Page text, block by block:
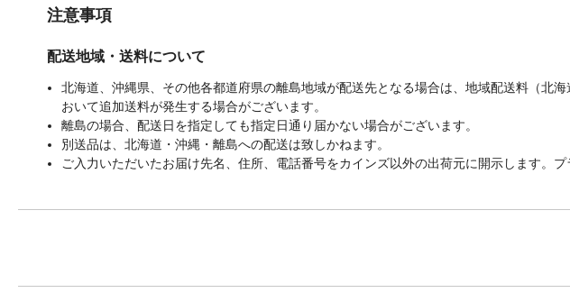
注意事項
配送地域・送料について
北海道、沖縄県、その他各都道府県の離島地域が配送先となる場合は、地域配送料（北
おいて追加送料が発生する場合がございます。
離島の場合、配送日を指定しても指定日通り届かない場合がございます。
別送品は、北海道・沖縄・離島への配送は致しかねます。
ご入力いただいたお届け先名、住所、電話番号をカインズ以外の出荷元に開示します。